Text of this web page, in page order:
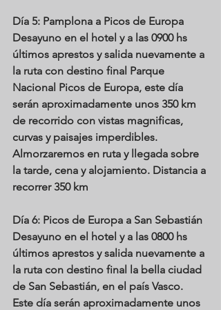
Día 5: Pamplona a Picos de Europa
Desayuno en el hotel y a las 0900 hs
últimos aprestos y salida nuevamente a
la ruta con destino final Parque
Nacional Picos de Europa, este día
serán aproximadamente unos 350 km
de recorrido con vistas magnificas,
curvas y paisajes imperdibles.
Almorzaremos en ruta y llegada sobre
la tarde, cena y alojamiento. Distancia a
recorrer 350 km
Día 6: Picos de Europa a San Sebastián
Desayuno en el hotel y a las 0800 hs
últimos aprestos y salida nuevamente a
la ruta con destino final la bella ciudad
de San Sebastián, en el país Vasco.
Este día serán aproximadamente unos